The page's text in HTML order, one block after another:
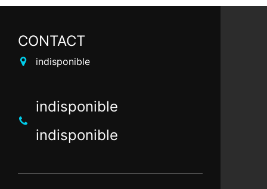
CONTACT
indisponible
indisponible
indisponible